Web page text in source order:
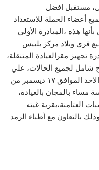
مستقبل افضل
أعضاء الحملة للاستعداد
هذه ،المبادرة الأولي
وبلاد مركز بلبيس
تجهيز مقرالعيادة المتنقلة،
لجميع الحالات، علي
مستوي قرية غيتة والبلاد المجاورة، يوم الاحد الموافق ١٧ ديسمبر من
مساء بالمجان بالعيادة،
العتامنة،بقرية غيته
بالتعاون مع أطباء الرمد